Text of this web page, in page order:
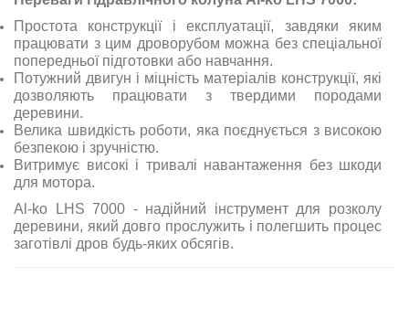
Простота конструкції і експлуатації, завдяки яким
працювати з цим дроворубом можна без спеціальної
попередньої підготовки або навчання.
Потужний двигун і міцність матеріалів конструкції, які
дозволяють працювати з твердими породами
деревини.
Велика швидкість роботи, яка поєднується з високою
безпекою і зручністю.
Витримує високі і тривалі навантаження без шкоди
для мотора.
Al-ko LHS 7000 - надійний інструмент для розколу
деревини, який довго прослужить і полегшить процес
заготівлі дров будь-яких обсягів.